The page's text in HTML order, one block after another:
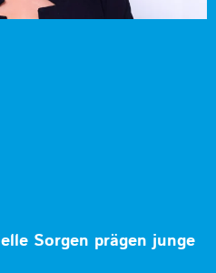
Sorgen prägen junge